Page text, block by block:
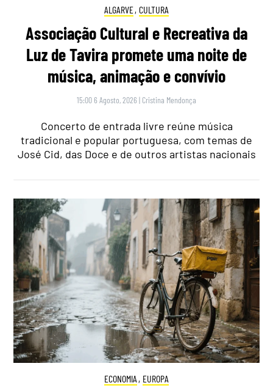
ALGARVE, CULTURA
Associação Cultural e Recreativa da
Luz de Tavira promete uma noite de
música, animação e convívio
15:00 6 Agosto, 2026 | Cristina Mendonça
Concerto de entrada livre reúne música
tradicional e popular portuguesa, com temas de
José Cid, das Doce e de outros artistas nacionais
ECONOMIA , EUROPA